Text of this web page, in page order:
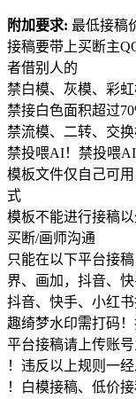
附加要求: 最低接稿
接稿要带上买断主
者借别人的
禁白模、灰模、彩
禁接白色面积超过
禁流模、二转、交
禁投喂AI！禁投喂AI
模板文件仅自己可
式
模板不能进行接稿
买断/画师沟通
只能在以下平台接
界、画加，抖音、
抖音、快手、小红
趣绮梦水印需打码！
平台接稿请上传账
！违反以上规则一
！白模接稿、低价